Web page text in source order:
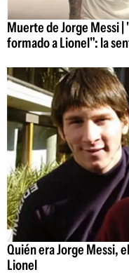
Muerte de Jorge Messi |
formado a Lionel": la
Quién era Jorge Messi,
Lionel